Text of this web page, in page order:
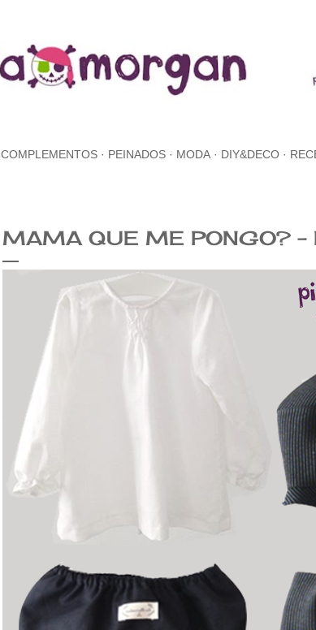
COMPLEMENTOS PEINADOS MODA DIY&DECO
MAMA QUE ME PONGO? -